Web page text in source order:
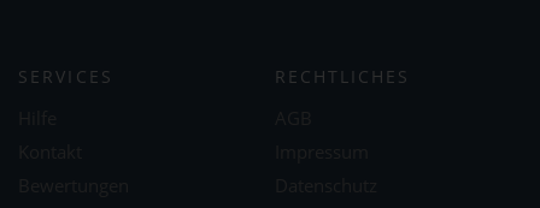
SERVICES RECHTLICHES